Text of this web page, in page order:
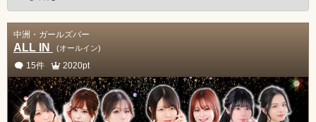
中洲・ガールズバー
ALL IN (オールイン)
15件 2020pt